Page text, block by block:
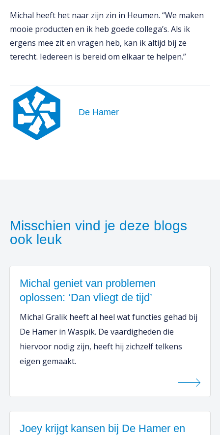
Michal heeft het naar zijn zin in Heumen. “We maken
mooie producten en ik heb goede collega’s. Als ik
ergens mee zit en vragen heb, kan ik altijd bij ze
terecht. Iedereen is bereid om elkaar te helpen.”
De Hamer
Misschien vind je deze blogs
ook leuk
Michal geniet van problemen
oplossen: ‘Dan vliegt de tijd’
Michal Gralik heeft al heel wat functies gehad bij
De Hamer in Waspik. De vaardigheden die
hiervoor nodig zijn, heeft hij zichzelf telkens
eigen gemaakt.
Joey krijgt kansen bij De Hamer en